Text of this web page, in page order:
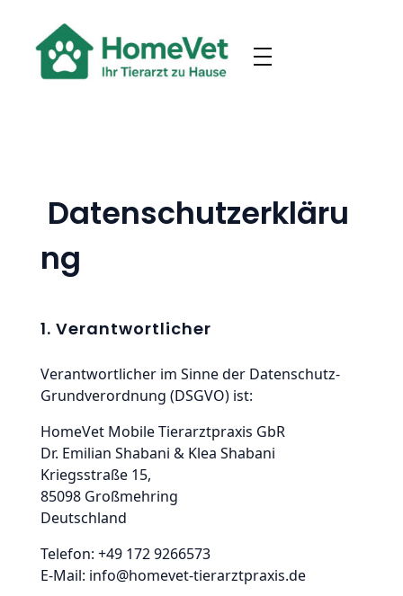
Datenschutzerkläru
ng
1. Verantwortlicher
Verantwortlicher im Sinne der Datenschutz-
Grundverordnung (DSGVO) ist:
HomeVet Mobile Tierarztpraxis GbR
Dr. Emilian Shabani & Klea Shabani
Kriegsstraße 15,
85098 Großmehring
Deutschland
Telefon: +49 172 9266573
E-Mail: info@homevet-tierarztpraxis.de